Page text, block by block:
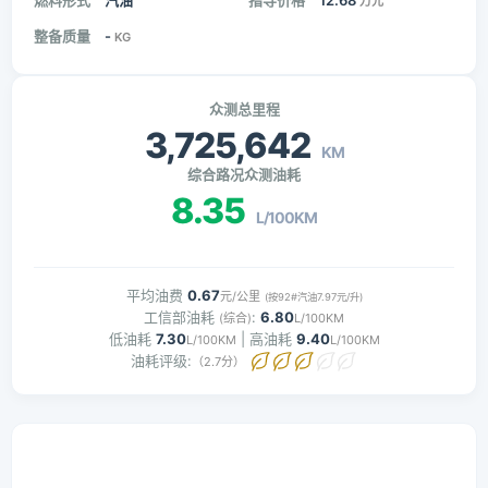
整备质量 - KG
众测总里程
3,725,642 KM
综合路况众测油耗
8.35 L/100KM
平均油费 0.67元/公里 (按92#汽油7.97元/升)
工信部油耗 (综合): 6.80L/100KM
低油耗 7.30L/100KM | 高油耗 9.40L/100KM
油耗评级: （2.7分）